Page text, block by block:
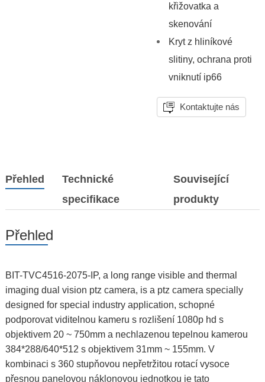
křižovatka a
skenování
Kryt z hliníkové
slitiny, ochrana proti
vniknutí ip66
Kontaktujte nás
Přehled
Technické
specifikace
Související
produkty
Přehled
BIT-TVC4516-2075-IP, a long range visible and thermal
imaging dual vision ptz camera, is a ptz camera specially
designed for special industry application, schopné
podporovat viditelnou kameru s rozlišení 1080p hd s
objektivem 20 ~ 750mm a nechlazenou tepelnou kamerou
384*288/640*512 s objektivem 31mm ~ 155mm. V
kombinaci s 360 stupňovou nepřetržitou rotací vysoce
přesnou panelovou náklonovou jednotkou je tato